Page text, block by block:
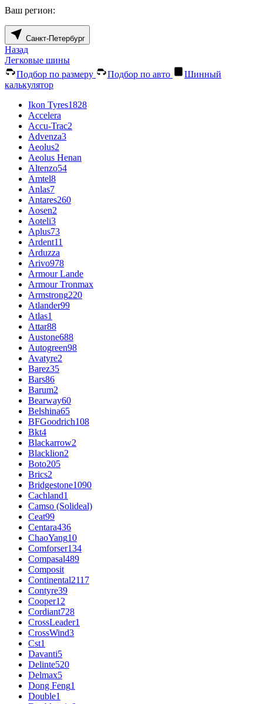
Ваш регион:
Санкт-Петербург
Назад
Легковые шины
Подбор по размеру
Подбор по авто
Шинный
калькулятор
Ikon Tyres1828
Accelera
Accu-Trac2
Advenza3
Aeolus2
Aeolus Henan
Altenzo54
Amtel8
Anlas7
Antares260
Aosen2
Aoteli3
Aplus73
Ardent11
Arduzza
Arivo978
Armour Lande
Armour Tronmax
Armstrong220
Atlander99
Atlas1
Attar88
Austone688
Autogreen98
Avatyre2
Barez35
Bars86
Barum2
Bearway60
Belshina65
BFGoodrich108
Bkt4
Blackarrow2
Blacklion2
Boto205
Brics2
Bridgestone1090
Cachland1
Camso (Solideal)
Ceat99
Centara436
ChaoYang10
Comforser134
Compasal489
Composit
Continental2117
Contyre39
Cooper12
Cordiant728
CrossLeader1
CrossWind3
Cst1
Davanti5
Delinte520
Delmax5
Dong Feng1
Double1